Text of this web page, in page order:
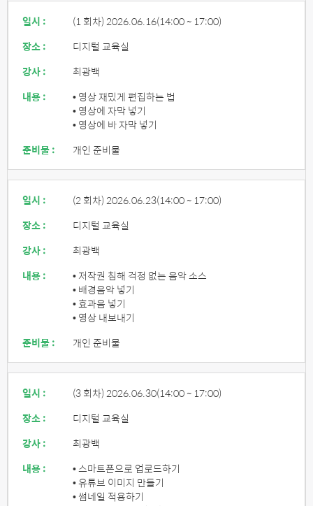
일시 : (1 회차) 2026.06.16(14:00 ~ 17:00)
장소 :
디지털 교육실
강사 :
최광백
내용 :
• 영상 재밌게 편집하는 법
• 영상에 자막 넣기
• 영상에 바 자막 넣기
준비물 :
개인 준비물
일시 : (2 회차) 2026.06.23(14:00 ~ 17:00)
장소 :
디지털 교육실
강사 :
최광백
내용 :
• 저작권 침해 걱정 없는 음악 소스
• 배경음악 넣기
• 효과음 넣기
• 영상 내보내기
준비물 :
개인 준비물
일시 : (3 회차) 2026.06.30(14:00 ~ 17:00)
장소 :
디지털 교육실
강사 :
최광백
내용 :
• 스마트폰으로 업로드하기
• 유튜브 이미지 만들기
• 썸네일 적용하기